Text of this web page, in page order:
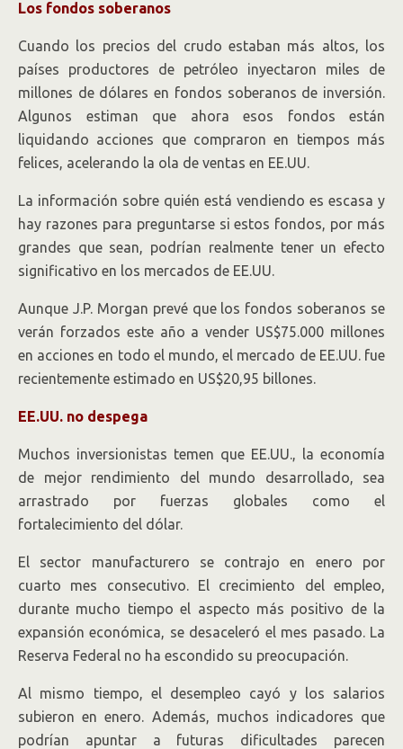
Los fondos soberanos
Cuando los precios del crudo estaban más altos, los
países productores de petróleo inyectaron miles de
millones de dólares en fondos soberanos de inversión.
Algunos estiman que ahora esos fondos están
liquidando acciones que compraron en tiempos más
felices, acelerando la ola de ventas en EE.UU.
La información sobre quién está vendiendo es escasa y
hay razones para preguntarse si estos fondos, por más
grandes que sean, podrían realmente tener un efecto
significativo en los mercados de EE.UU.
Aunque J.P. Morgan prevé que los fondos soberanos se
verán forzados este año a vender US$75.000 millones
en acciones en todo el mundo, el mercado de EE.UU. fue
recientemente estimado en US$20,95 billones.
EE.UU. no despega
Muchos inversionistas temen que EE.UU., la economía
de mejor rendimiento del mundo desarrollado, sea
arrastrado por fuerzas globales como el
fortalecimiento del dólar.
El sector manufacturero se contrajo en enero por
cuarto mes consecutivo. El crecimiento del empleo,
durante mucho tiempo el aspecto más positivo de la
expansión económica, se desaceleró el mes pasado. La
Reserva Federal no ha escondido su preocupación.
Al mismo tiempo, el desempleo cayó y los salarios
subieron en enero. Además, muchos indicadores que
podrían apuntar a futuras dificultades parecen